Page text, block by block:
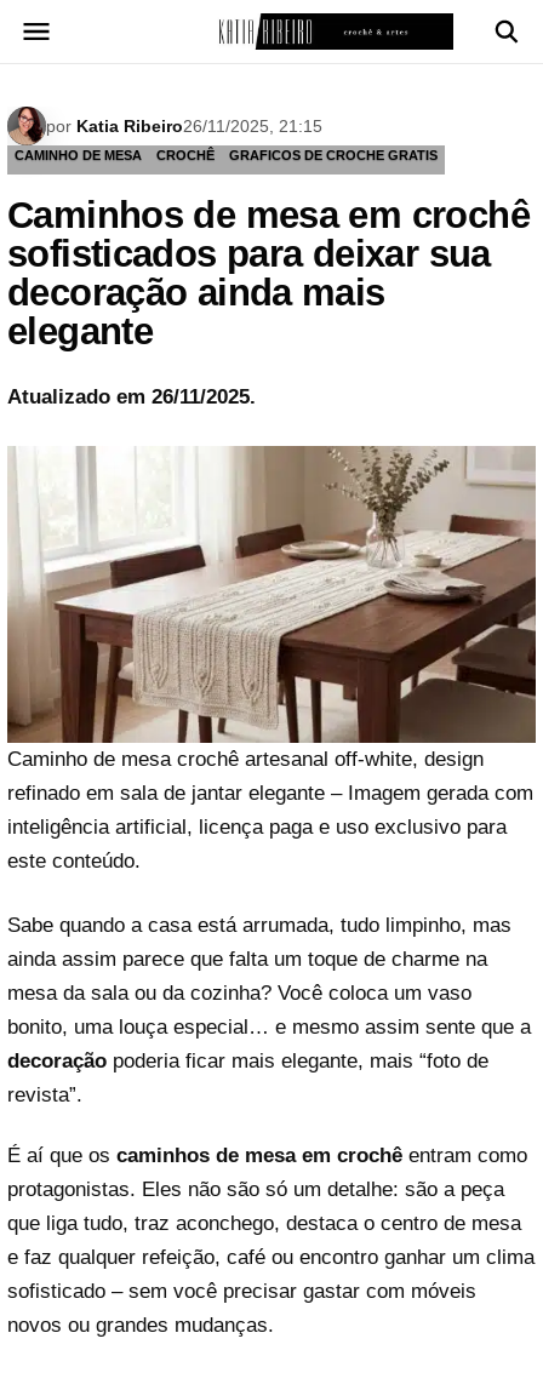
para
por Katia Ribeiro26/11/2025, 21:15
CAMINHO DE MESA CROCHÊ GRAFICOS DE CROCHE GRATIS
Caminhos de mesa em crochê
sofisticados para deixar sua
decoração ainda mais
elegante
Atualizado em 26/11/2025.
Caminho de mesa crochê artesanal off-white, design
refinado em sala de jantar elegante – Imagem gerada com
inteligência artificial, licença paga e uso exclusivo para
este conteúdo.
Sabe quando a casa está arrumada, tudo limpinho, mas
ainda assim parece que falta um toque de charme na
mesa da sala ou da cozinha? Você coloca um vaso
bonito, uma louça especial… e mesmo assim sente que a
decoração poderia ficar mais elegante, mais “foto de
revista”.
É aí que os caminhos de mesa em crochê entram como
protagonistas. Eles não são só um detalhe: são a peça
que liga tudo, traz aconchego, destaca o centro de mesa
e faz qualquer refeição, café ou encontro ganhar um clima
sofisticado – sem você precisar gastar com móveis
novos ou grandes mudanças.